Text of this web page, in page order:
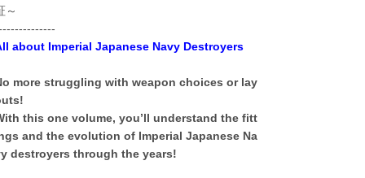
～
about Imperial Japanese Navy Destroyers
more struggling with weapon choices or lay
this one volume, you’ll understand the fitt
and the evolution of Imperial Japanese Na
destroyers through the years!